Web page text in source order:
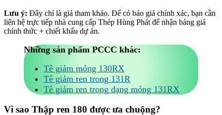
Lưu ý: Đây chỉ là giá tham khảo. Để có báo giá chính xác, bạn cần
liên hệ trực tiếp nhà cung cấp Thép Hùng Phát để nhận bảng giá
chính thức + chiết khấu dự án.
Những sản phẩm PCCC khác:
Tê giảm mỏng 130RX
Tê giảm ren trong 131R
Tê giảm ren trong dạng mỏng 131RX
Vì sao Thập ren 180 được ưa chuộng?